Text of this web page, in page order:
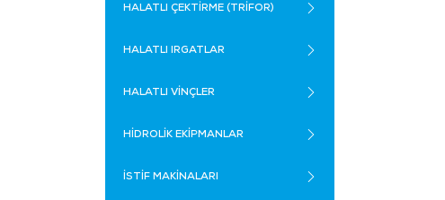
HALATLI ÇEKTİRME (TRİFOR)
HALATLI IRGATLAR
HALATLI VİNÇLER
HİDROLİK EKİPMANLAR
İSTİF MAKİNALARI